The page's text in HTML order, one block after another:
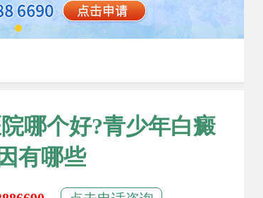
哪个好?青少年白癜
有哪些